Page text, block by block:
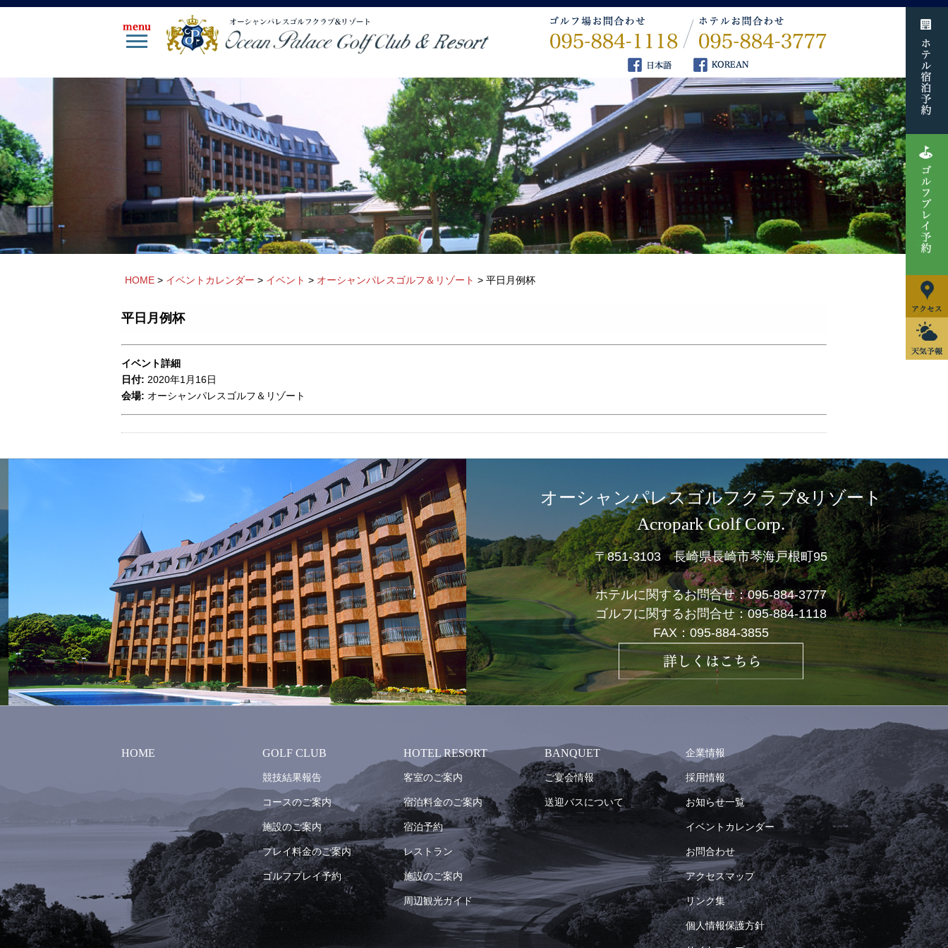
HOME > イベントカレンダー > イベント > オーシャンパレスゴルフ＆リゾート > 平日月例杯
平日月例杯
イベント詳細
日付: 2020年1月16日
会場: オーシャンパレスゴルフ＆リゾート
オーシャンパレスゴルフクラブ&リゾート
Acropark Golf Corp.
〒851-3103 長崎県長崎市琴海戸根町95
ホテルに関するお問合せ：095-884-3777
ゴルフに関するお問合せ：095-884-1118
FAX：095-884-3855
HOME GOLF CLUB
競技結果報告
コースのご案内
施設のご案内
プレイ料金のご案内
ゴルフプレイ予約
HOTEL RESORT
客室のご案内
宿泊料金のご案内
宿泊予約
レストラン
施設のご案内
周辺観光ガイド
BANQUET
ご宴会情報
送迎バスについて
企業情報
採用情報
お知らせ一覧
イベントカレンダー
お問合わせ
アクセスマップ
リンク集
個人情報保護方針